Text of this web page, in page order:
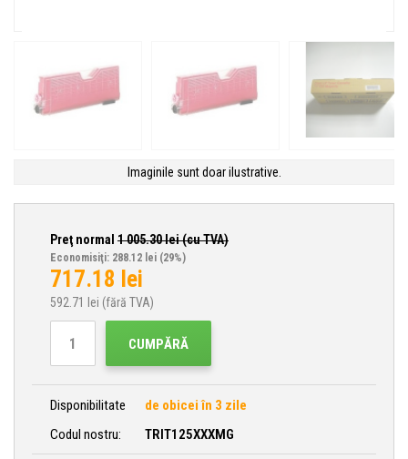
Imaginile sunt doar ilustrative.
Preţ normal 1 005.30lei (cu TVA)
Economisiţi: 288.12 lei (29%)
717.18 lei
592.71 lei (fără TVA)
CUMPĂRĂ
Disponibilitate
de obicei în 3 zile
Codul nostru:
TRIT125XXXMG